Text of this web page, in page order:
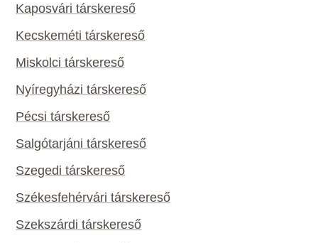
Kaposvári társkereső
Kecskeméti társkereső
Miskolci társkereső
Nyíregyházi társkereső
Pécsi társkereső
Salgótarjáni társkereső
Szegedi társkereső
Székesfehérvári társkereső
Szekszárdi társkereső